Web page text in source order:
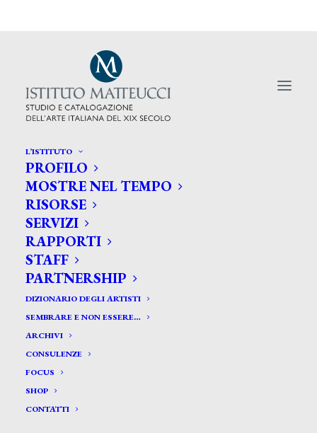
L’ISTITUTO
PROFILO
MOSTRE NEL TEMPO
RISORSE
SERVIZI
RAPPORTI
STAFF
PARTNERSHIP
DIZIONARIO DEGLI ARTISTI
SEMBRARE E NON ESSERE…
ARCHIVI
CONSULENZE
FOCUS
SHOP
CONTATTI
Cesare Tallone al Museo
Villa Bassi rathgeb